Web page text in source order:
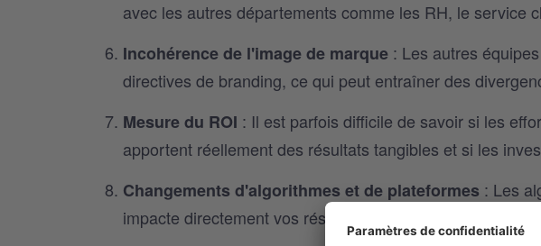
avec les autres départements comme les RH, le service
Incohérence de l'image de marque : Les autres
directives de branding, ce qui peut entraîner des
Mesure du ROI : Il est parfois difficile de savoir si les
apportent réellement des résultats tangibles et si les
Changements d'algorithmes et de plateformes : Les
impacte directement vos résultats et vous oblige à